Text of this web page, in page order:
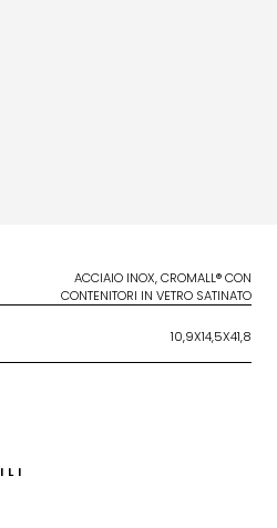
ACCIAIO INOX, CROMALL® CON
CONTENITORI IN VETRO SATINATO
10,9X14,5X41,8